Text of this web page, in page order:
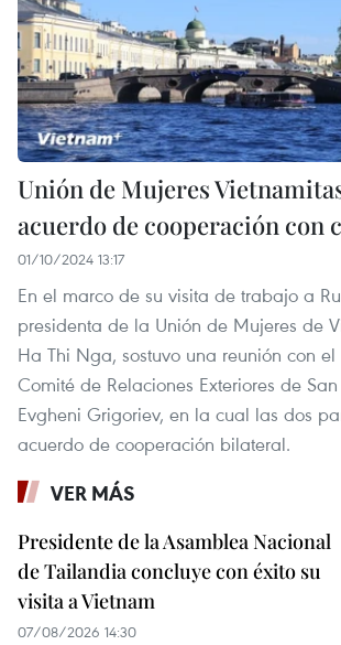
Unión de Mujeres
acuerdo de cooperación con
01/10/2024 13:17
En el marco de su visita de trabajo a
presidenta de la Unión de Mujeres de
Ha Thi Nga, sostuvo una reunión con
Comité de Relaciones Exteriores de San
Evgheni Grigoriev, en la cual las dos
acuerdo de cooperación bilateral.
VER MÁS
Presidente de la Asamblea Nacional
de Tailandia concluye con éxito su
visita a Vietnam
07/08/2026 14:30